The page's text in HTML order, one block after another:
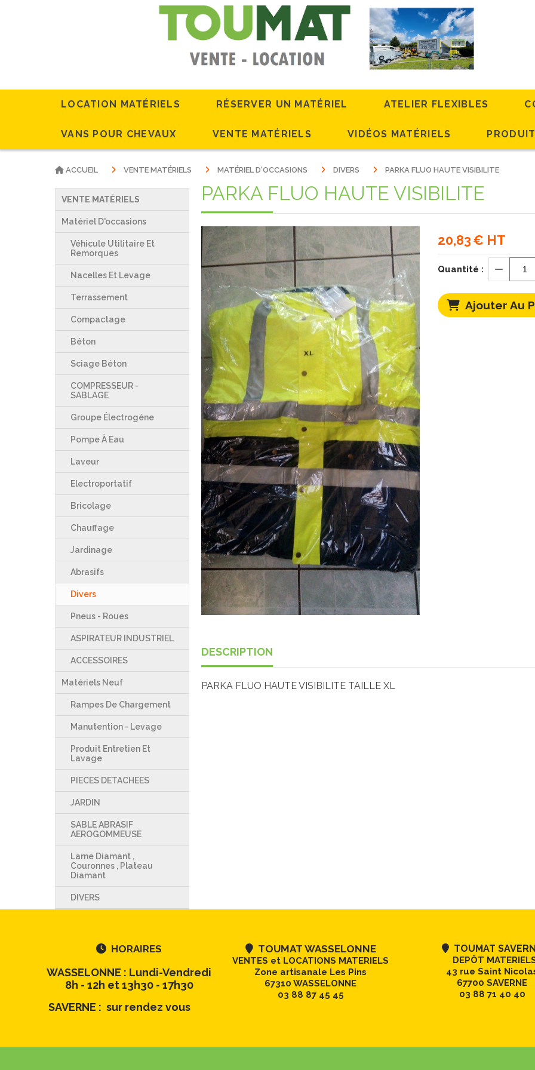
LOCATION MATÉRIELS RÉSERVER UN MATÉRIEL ATELIER FLEXIBLES
VANS POUR CHEVAUX VENTE MATÉRIELS VIDÉOS MATÉRIELS
VENTE MATÉRIELS
Matériel D'occasions
Véhicule Utilitaire Et
Remorques
Nacelles Et Levage
Terrassement
Compactage
Béton
Sciage Béton
COMPRESSEUR -
SABLAGE
Groupe Électrogène
Pompe À Eau
Laveur
Electroportatif
Bricolage
Chauffage
Jardinage
Abrasifs
Divers
Pneus - Roues
ASPIRATEUR INDUSTRIEL
ACCESSOIRES
Matériels Neuf
Rampes De Chargement
Manutention - Levage
Produit Entretien Et
Lavage
PIECES DETACHEES
JARDIN
SABLE ABRASIF
AEROGOMMEUSE
Lame Diamant ,
Couronnes , Plateau
Diamant
DIVERS
ACCUEIL VENTE MATÉRIELS MATÉRIEL D'OCCASIONS DIVERS PARKA FLUO HAUTE VISIBILITE
PARKA FLUO HAUTE VISIBILITE
20,83€ HT
Quantité :
Ajouter Au
DESCRIPTION
PARKA FLUO HAUTE VISIBILITE TAILLE XL
 HORAIRES
WASSELONNE : Lundi-Vendredi
8h - 12h et 13h30 - 17h30
SAVERNE : sur rendez vous
TOUMAT WASSELONNE
VENTES et LOCATIONS MATERIELS
Zone artisanale Les Pins
67310 WASSELONNE
03 88 87 45 45
 TOUMAT
DEPÔT
43 rue Saint
67700 SAVERNE
03 88 71 40 40